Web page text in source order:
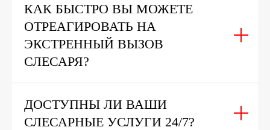
КАК БЫСТРО ВЫ МОЖЕТЕ
ОТРЕАГИРОВАТЬ НА
ЭКСТРЕННЫЙ ВЫЗОВ
СЛЕСАРЯ?
ДОСТУПНЫ ЛИ ВАШИ
СЛЕСАРНЫЕ УСЛУГИ 24/7?